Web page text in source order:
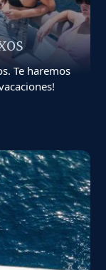
Te haremos